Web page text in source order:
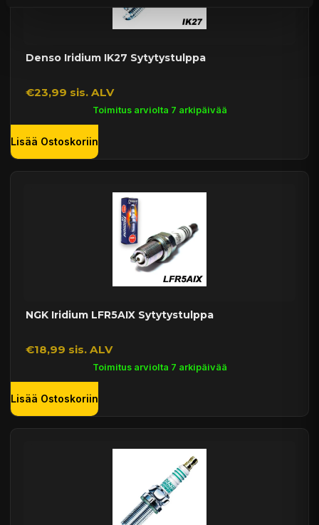
Denso Iridium IK27 Sytytystulppa
€23,99 sis. ALV
Toimitus arviolta 7 arkipäivää
Lisää Ostoskoriin
NGK Iridium LFR5AIX Sytytystulppa
€18,99 sis. ALV
Toimitus arviolta 7 arkipäivää
Lisää Ostoskoriin